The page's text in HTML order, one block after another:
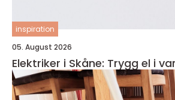
inspiration
05. August 2026
Elektriker i Skåne: Trygg el i